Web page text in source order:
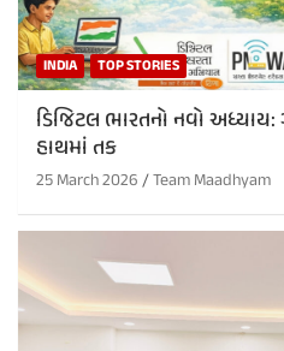
INDIA TOP STORIES
ડિજિટલ ભારતનો નવો
હાથમાં તક
25 March 2026 Team Maadhyam